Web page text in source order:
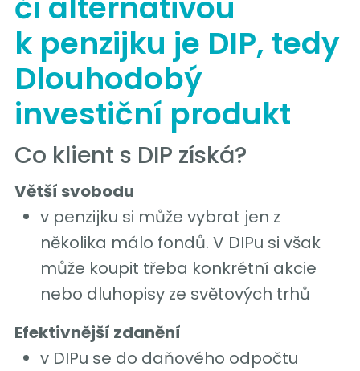
k penzijku je DIP, tedy
Dlouhodobý
investiční produkt
Co klient s DIP získá?
Větší svobodu
v penzijku si může vybrat jen z
několika málo fondů. V DIPu si však
může koupit třeba konkrétní akcie
nebo dluhopisy ze světových trhů
Efektivnější zdanění
v DIPu se do daňového odpočtu